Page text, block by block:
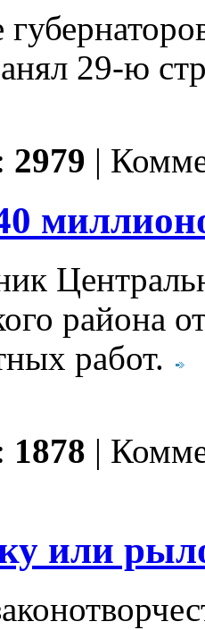
29-ю
2979 |
района
работ.
1878 |
или